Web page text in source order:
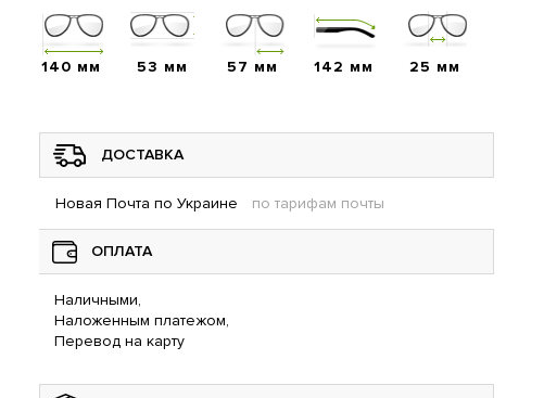
140 мм
53 мм 57 мм 142 мм 25 мм
ДОСТАВКА
Новая Почта по Украине по тарифам почты
ОПЛАТА
Наличными,
Наложенным платежом,
Перевод на карту